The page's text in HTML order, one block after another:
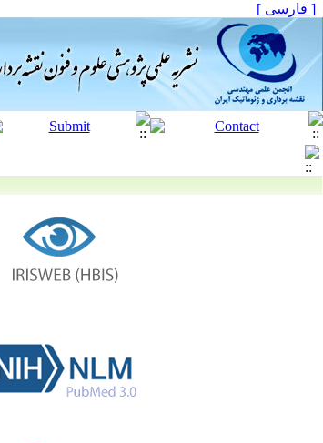
[ فارسی ]